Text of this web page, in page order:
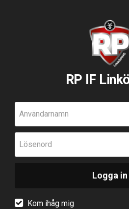
RP IF
Användarnamn
Lösenord
Logga in
Kom ihåg mig